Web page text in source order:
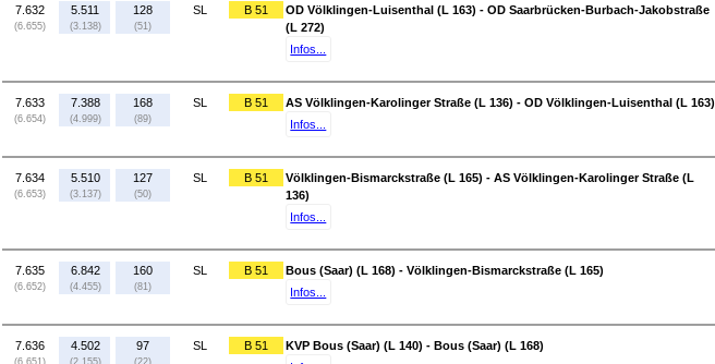
7.632
(6.655)
5.511
(3.138)
128
(51)
SL B 51
OD Völklingen-Luisenthal (L 163) - OD Saarbrücken-Burbach-Jakobstraße
(L 272)
Infos...
7.633
(6.654)
7.388
(4.999)
168
(89)
SL B 51
AS Völklingen-Karolinger Straße (L 136) - OD Völklingen-Luisenthal (L 163)
Infos...
7.634
(6.653)
5.510
(3.137)
127
(50)
SL B 51
Völklingen-Bismarckstraße (L 165) - AS Völklingen-Karolinger Straße (L
136)
Infos...
7.635
(6.652)
6.842
(4.455)
160
(81)
SL B 51
Bous (Saar) (L 168) - Völklingen-Bismarckstraße (L 165)
Infos...
7.636
(6.651)
4.502
(2.155)
97
(22)
SL B 51
KVP Bous (Saar) (L 140) - Bous (Saar) (L 168)